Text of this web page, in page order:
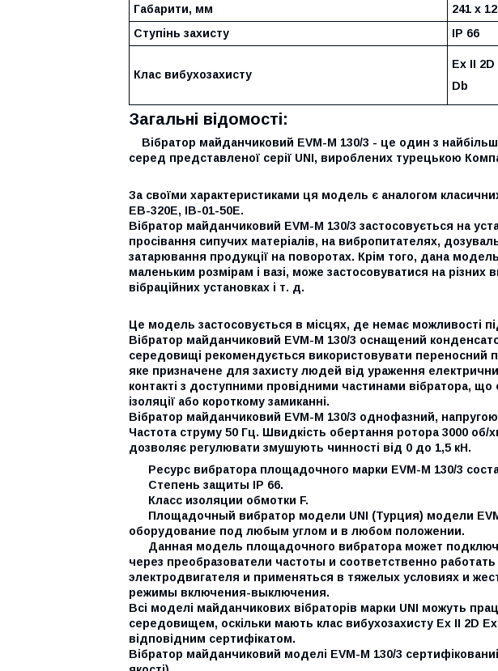
Габарити, мм
241 х
Ступінь захисту
IP 66
Клас вибухозахисту
Ex II
Db
Загальні відомості:
Вібратор майданчиковий EVМ-М 130/3 - це один з
серед представленої серії UNI, вироблених турецькою
За своїми характеристиками ця модель є аналогом
ЕВ-320Е, ІВ-01-50Е.
Вібратор майданчиковий EVМ-М 130/3 застосовується на
просівання сипучих матеріалів, на вибропитателях,
затарювання продукції на поворотах. Крім того, дана
маленьким розмірам і вазі, може застосовуватися на різних
вібраційних установках і т. д.
Це модель застосовується в місцях, де немає можливості
Вібратор майданчиковий EVМ-М 130/3 оснащений
середовищі рекомендується використовувати переносний
яке призначене для захисту людей від ураження
контакті з доступними провідними частинами вібратора,
ізоляції або короткому замиканні.
Вібратор майданчиковий EVМ-М 130/3 однофазний,
Частота струму 50 Гц. Швидкість обертання ротора 3000 об/
дозволяє регулювати змушують чинності від 0 до 1,5 кН.
Ресурс вибратора площадочного марки EVМ-М 130/3
Степень защиты IP 66.
Класс изоляции обмотки F.
Площадочный вибратор модели UNI (Турция) модели
оборудование под любым углом и в любом положении.
Данная модель площадочного вибратора может
через преобразователи частоты и соответственно
электродвигателя и применяться в тяжелых условиях и
режимы включения-выключения.
Всі моделі майданчикових вібраторів марки UNI можуть
середовищем, оскільки мають клас вибухозахисту Ex II 2D
відповідним сертифікатом.
Вібратор майданчиковий моделі EVМ-М 130/3